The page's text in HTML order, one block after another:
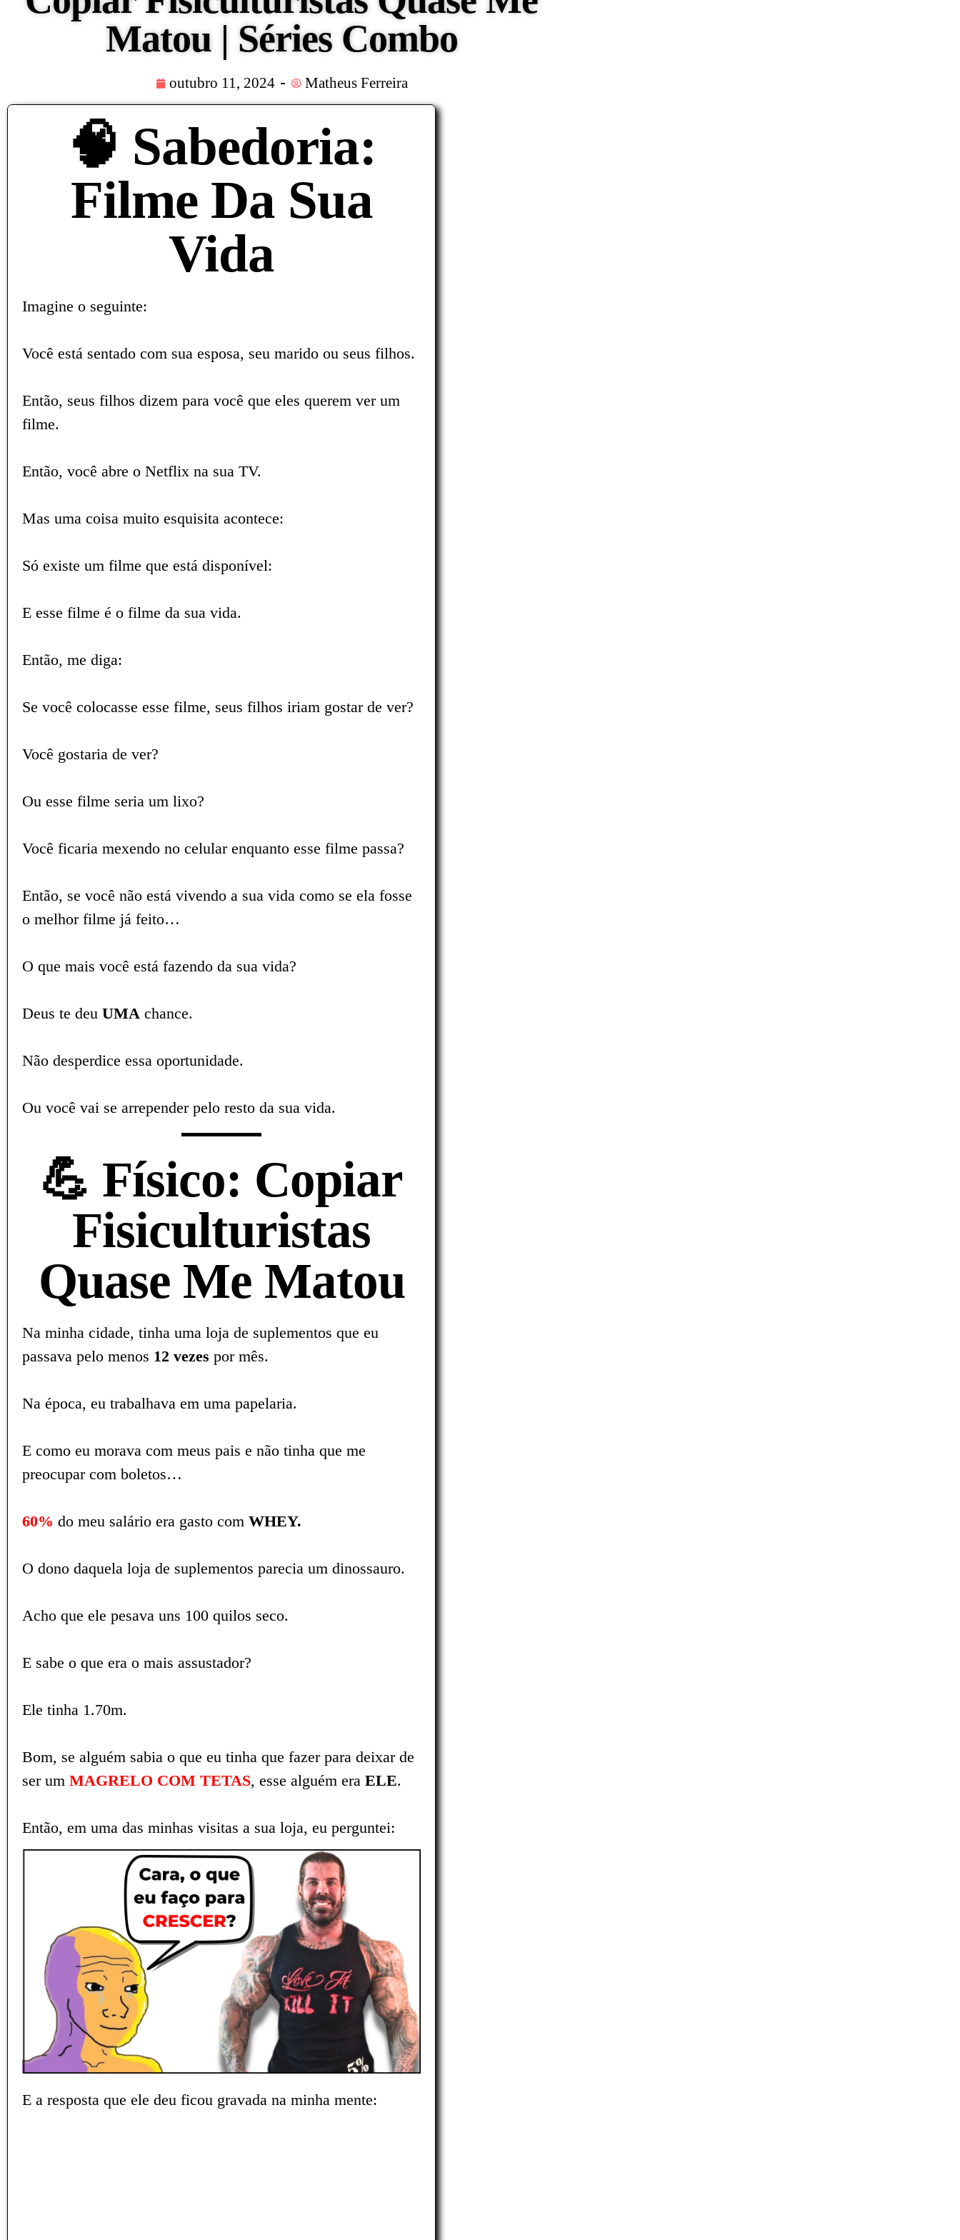
Matou | Séries Combo
outubro 11, 2024 Matheus Ferreira
🧠 Sabedoria:
Filme Da Sua
Vida
Imagine o seguinte:
Você está sentado com sua esposa, seu marido ou seus filhos.
Então, seus filhos dizem para você que eles querem ver um
filme.
Então, você abre o Netflix na sua TV.
Mas uma coisa muito esquisita acontece:
Só existe um filme que está disponível:
E esse filme é o filme da sua vida.
Então, me diga:
Se você colocasse esse filme, seus filhos iriam gostar de ver?
Você gostaria de ver?
Ou esse filme seria um lixo?
Você ficaria mexendo no celular enquanto esse filme passa?
Então, se você não está vivendo a sua vida como se ela fosse
o melhor filme já feito…
O que mais você está fazendo da sua vida?
Deus te deu UMA chance.
Não desperdice essa oportunidade.
Ou você vai se arrepender pelo resto da sua vida.
💪 Físico: Copiar
Fisiculturistas
Quase Me Matou
Na minha cidade, tinha uma loja de suplementos que eu
passava pelo menos 12 vezes por mês.
Na época, eu trabalhava em uma papelaria.
E como eu morava com meus pais e não tinha que me
preocupar com boletos…
60% do meu salário era gasto com WHEY.
O dono daquela loja de suplementos parecia um dinossauro.
Acho que ele pesava uns 100 quilos seco.
E sabe o que era o mais assustador?
Ele tinha 1.70m.
Bom, se alguém sabia o que eu tinha que fazer para deixar de
ser um MAGRELO COM TETAS, esse alguém era ELE.
Então, em uma das minhas visitas a sua loja, eu perguntei:
E a resposta que ele deu ficou gravada na minha mente: